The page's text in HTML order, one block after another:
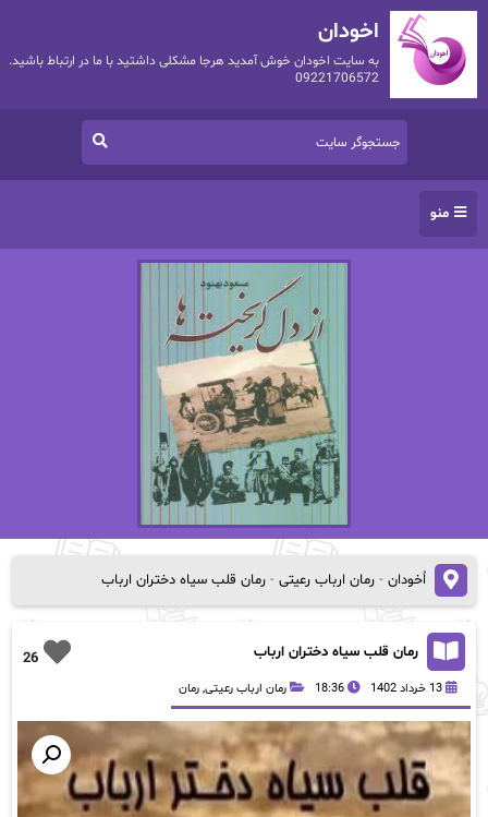
اخودان
به سایت اخودان خوش آمدید هرجا مشکلی داشتید با ما در ارتباط باشید.
09221706572
منو
اُخودان- رمان ارباب رعیتی- رمان قلب سیاه دختران ارباب
26 رمان قلب سیاه دختران ارباب
13 خرداد 1402 18:36 رمان ارباب رعیتی, رمان